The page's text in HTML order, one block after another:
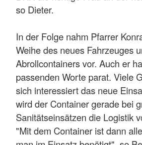
so Dieter.
In der Folge nahm Pfarrer
Weihe des neues Fahrzeuges
Abrollcontainers vor. Auch er
passenden Worte parat. Viele
sich interessiert das neue
wird der Container gerade bei
Sanitätseinsätzen die Logistik
"Mit dem Container ist dann